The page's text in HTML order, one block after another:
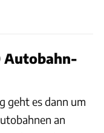
Autobahn-
geht es dann um
an